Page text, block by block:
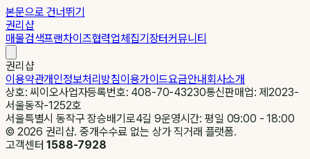
본문으로 건너뛰기
권리샵
매물검색프랜차이즈협력업체집기장터커뮤니티
권리샵
이용약관개인정보처리방침이용가이드요금안내회사소개
상호: 씨이오사업자등록번호: 408-70-43230통신판매업: 제2023-
서울동작-1252호
서울특별시 동작구 장승배기로4길 9운영시간: 평일 09:00 - 18:00
© 2026 권리샵. 중개수수료 없는 상가 직거래 플랫폼.
고객센터1588-7928